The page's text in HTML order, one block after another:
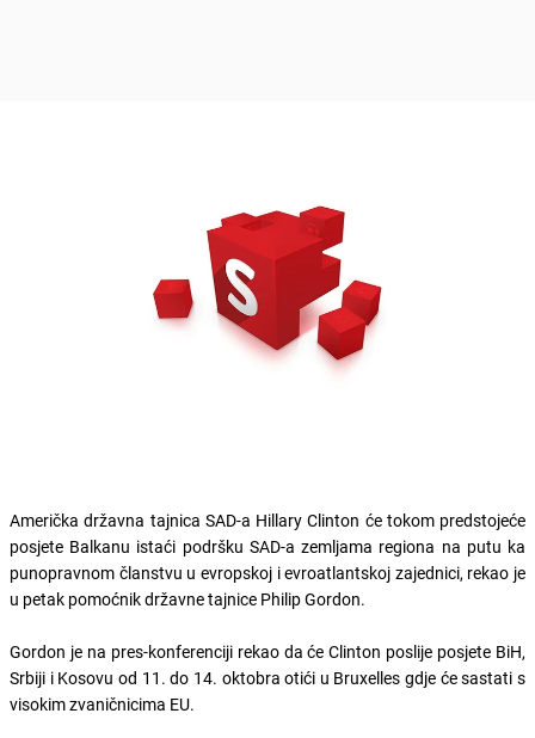
Američka državna tajnica SAD-a Hillary Clinton će tokom predstojeće
posjete Balkanu istaći podršku SAD-a zemljama regiona na putu ka
punopravnom članstvu u evropskoj i evroatlantskoj zajednici, rekao je
u petak pomoćnik državne tajnice Philip Gordon.
Gordon je na pres-konferenciji rekao da će Clinton poslije posjete BiH,
Srbiji i Kosovu od 11. do 14. oktobra otići u Bruxelles gdje će sastati s
visokim zvaničnicima EU.